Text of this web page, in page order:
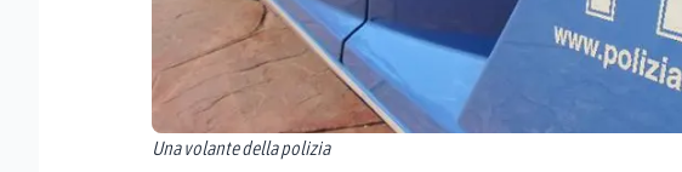
Una volante della polizia